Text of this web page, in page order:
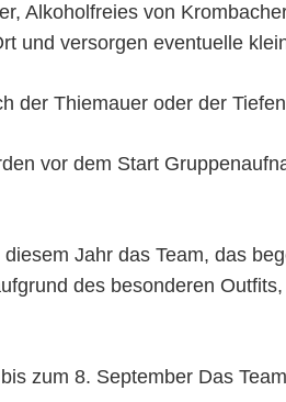
Alkoholfreies von
und versorgen eventuelle
der Thiemauer oder der
vor dem Start
Jahr das Team, das
des besonderen
zum 8. September Das